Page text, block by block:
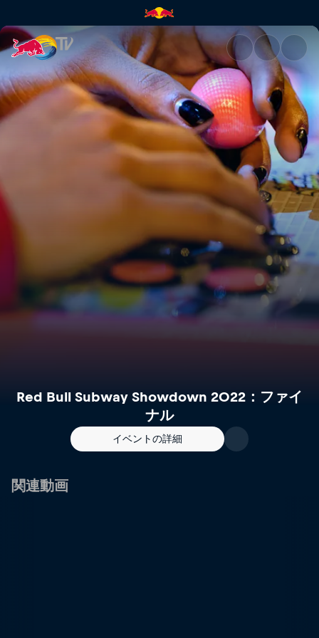
Red Bull Subway
Red Bull Subway Showdown 2022：ファイ
ナル
イベントの詳細
関連動画